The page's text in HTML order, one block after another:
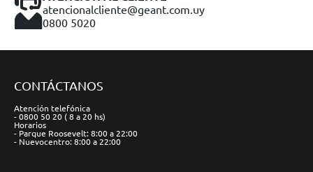
atencionalcliente@geant.com.uy
0800 5020
CONTÁCTANOS
Atención telefónica
- 0800 50 20 ( 8 a 20 hs)
Horarios
- Parque Roosevelt: 8:00 a 22:00
- Nuevocentro: 8:00 a 22:00